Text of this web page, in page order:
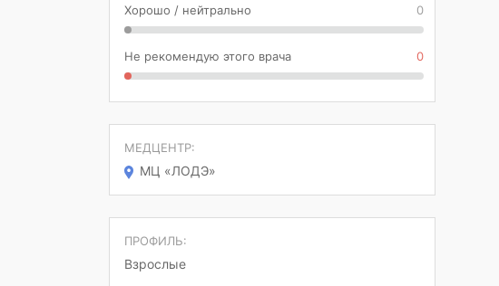
Хорошо / нейтрально 0
Не рекомендую этого врача 0
МЕДЦЕНТР:
МЦ «ЛОДЭ»
ПРОФИЛЬ:
Взрослые